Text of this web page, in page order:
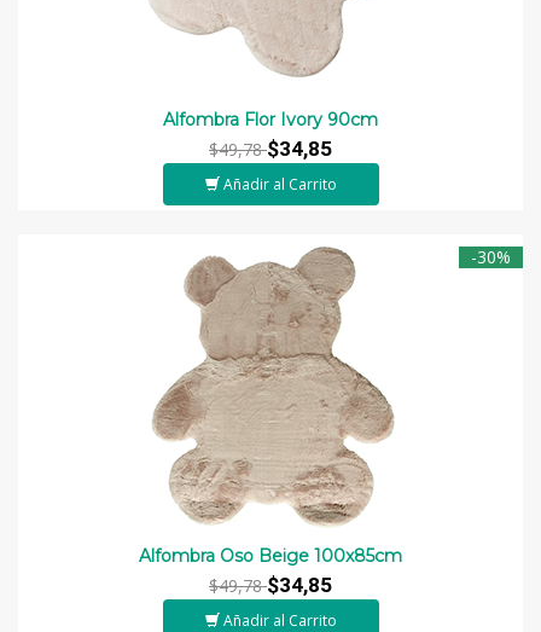
Alfombra Flor Ivory 90cm
$49,78$34,85
Añadir al Carrito
-30%
Alfombra Oso Beige 100x85cm
$49,78$34,85
Añadir al Carrito